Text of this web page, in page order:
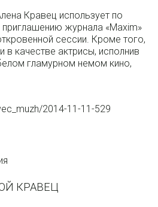
Кравец использует по
журнала «Maxim»
сессии. Кроме того,
в качестве актрисы, исполнив
гламурном немом кино,
2014-11-11-529
КРАВЕЦ